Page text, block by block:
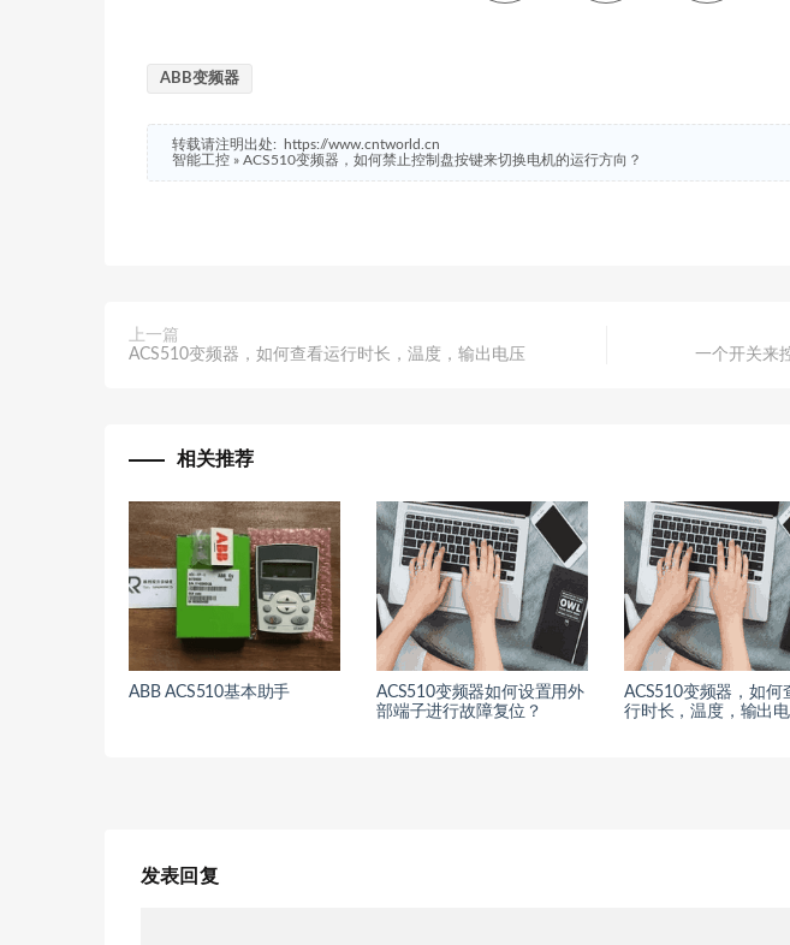
ABB变频器
转载请注明出处:
https://www.cntworld.cn
智能工控 » ACS510变频器，如何禁止控制盘按键来切换电机的运行方向？
上一篇
ACS510变频器，如何查看运行时长，温度，输出电压
一个开关来
相关推荐
ABB ACS510基本助手
ACS510变频器如何设置用外
部端子进行故障复位？
ACS510变频器，如何
行时长，温度，输出
发表回复